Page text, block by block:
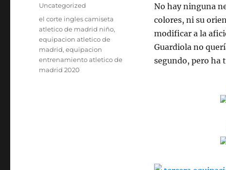
No hay ninguna
colores, ni su
modificar a la
Guardiola no
segundo, pero ha
Categorías
Uncategorized
Etiquetas
el corte ingles camiseta
atletico de madrid niño,
equipacion atletico de
madrid,equipacion
entrenamiento atletico de
madrid 2020